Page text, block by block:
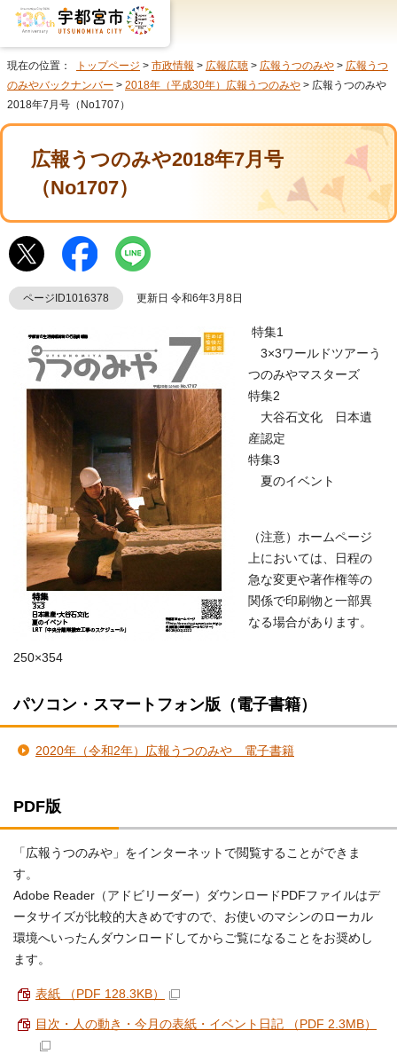
現在の位置： トップページ > 市政情報 > 広報広聴 > 広報うつのみや > 広報うつ
のみやバックナンバー > 2018年（平成30年）広報うつのみや > 広報うつのみや
2018年7月号（No1707）
広報うつのみや2018年7月号
（No1707）
ページID1016378 更新日 令和6年3月8日
250×354
特集1
3×3ワールドツアーう
つのみやマスターズ
特集2
大谷石文化 日本遺
産認定
特集3
夏のイベント
（注意）ホームページ
上においては、日程の
急な変更や著作権等の
関係で印刷物と一部異
なる場合があります。
パソコン・スマートフォン版（電子書籍）
2020年（令和2年）広報うつのみや 電子書籍
PDF版
「広報うつのみや」をインターネットで閲覧することができま
す。
Adobe Reader（アドビリーダー）ダウンロードPDFファイルはデ
ータサイズが比較的大きめですので、お使いのマシンのローカル
環境へいったんダウンロードしてからご覧になることをお奨めし
ます。
表紙 （PDF 128.3KB）
目次・人の動き・今月の表紙・イベント日記 （PDF 2.3MB）